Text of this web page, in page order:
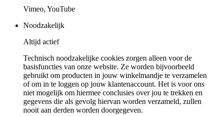
Vimeo, YouTube
Noodzakelijk
Altijd actief
Technisch noodzakelijke cookies zorgen alleen voor de
basisfuncties van onze website. Ze worden bijvoorbeeld
gebruikt om producten in jouw winkelmandje te verzamelen
of om in te loggen op jouw klantenaccount. Het is voor ons
niet mogelijk om hiermee conclusies over jou te trekken en
gegevens die als gevolg hiervan worden verzameld, zullen
nooit aan derden worden doorgegeven.